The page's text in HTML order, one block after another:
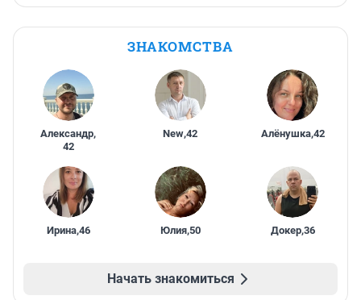
ЗНАКОМСТВА
Александр,
42
New,42 Алёнушка,42
Ирина,46 Юлия,50 Докер,36
Начать знакомиться